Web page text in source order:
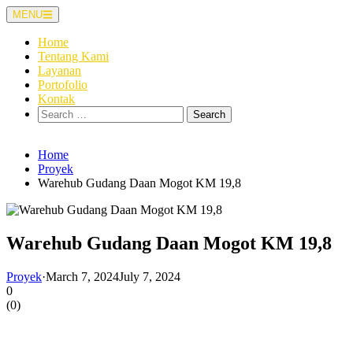
Skip
to
content
MENU
Home
Tentang Kami
Layanan
Portofolio
Kontak
Search
for:
Home
Proyek
Warehub Gudang Daan Mogot KM 19,8
Warehub Gudang Daan Mogot KM 19,8
Proyek·March 7, 2024July 7, 2024
0
(0)